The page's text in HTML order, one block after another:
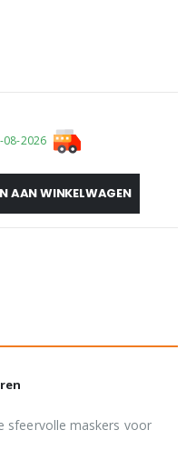
08-2026
AAN WINKELWAGEN
sfeervolle maskers voor